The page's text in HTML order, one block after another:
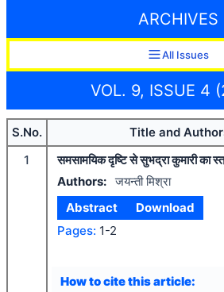
ARCHIVES
All Issues
VOL. 9, ISSUE 4
S.No.
Title and
1
समसामयिक दृष्टि से सुभद्रा कुमारी का
Authors: जयन्ती मिश्रा
Abstract
Download
Pages: 1-2
How to cite this article: